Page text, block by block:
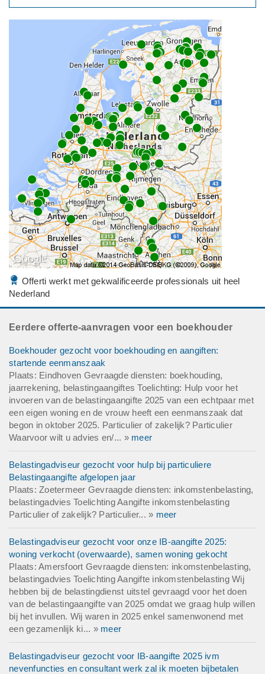
Offerti werkt met gekwalificeerde professionals uit heel
Nederland
Eerdere offerte-aanvragen voor een boekhouder
Boekhouder gezocht voor boekhouding en aangiften:
startende eenmanszaak
Plaats: Eindhoven Gevraagde diensten: boekhouding,
jaarrekening, belastingaangiftes Toelichting: Hulp voor het
invoeren van de belastingaangifte 2025 van een echtpaar met
een eigen woning en de vrouw heeft een eenmanszaak dat
begon in oktober 2025. Particulier of zakelijk? Particulier
Waarvoor wilt u advies en/... » meer
Belastingadviseur gezocht voor hulp bij particuliere
Belastingaangifte afgelopen jaar
Plaats: Zoetermeer Gevraagde diensten: inkomstenbelasting,
belastingadvies Toelichting Aangifte inkomstenbelasting
Particulier of zakelijk? Particulier... » meer
Belastingadviseur gezocht voor onze IB-aangifte 2025:
woning verkocht (overwaarde), samen woning gekocht
Plaats: Amersfoort Gevraagde diensten: inkomstenbelasting,
belastingadvies Toelichting Aangifte inkomstenbelasting Wij
hebben bij de belastingdienst uitstel gevraagd voor het doen
van de belastingaangifte van 2025 omdat we graag hulp willen
bij het invullen. Wij waren in 2025 enkel samenwonend met
een gezamenlijk ki... » meer
Belastingadviseur gezocht voor IB-aangifte 2025 ivm
nevenfuncties en consultant werk zal ik moeten bijbetalen